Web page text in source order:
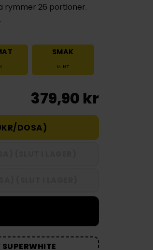
rymmer 26 portioner.
.
SMAK
MINT
379,90 kr
DOSA)